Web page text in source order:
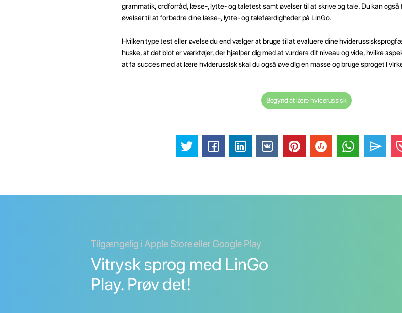
grammatik, ordforråd, læse-, lytte- og taletest samt øvelser til at skrive og tale. Du kan
øvelser til at forbedre dine læse-, lytte- og talefærdigheder på LinGo.
Hvilken type test eller øvelse du end vælger at bruge til at evaluere dine
huske, at det blot er værktøjer, der hjælper dig med at vurdere dit niveau og vide, hvilke
at få succes med at lære hviderussisk skal du også øve dig en masse og bruge sproget i
Begynd at lære hviderussisk
Tilgængelig i Apple Store eller Google Play
Vitrysk sprog med LinGo
Play. Prøv det!